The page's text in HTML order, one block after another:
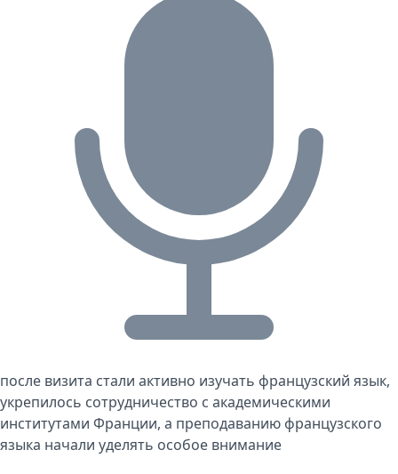
после визита стали активно изучать французский язык,
укрепилось сотрудничество с академическими
институтами Франции, а преподаванию французского
языка начали уделять особое внимание